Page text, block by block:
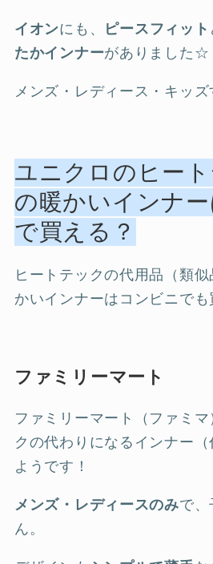
イオンにも、 ピースフィット
たかインナーがありました☆
メンズ・レディース・キッズ
ユニクロのヒー
の暖かいインナ
で買える？
ヒートテックの代用品（類
かいインナーはコンビニでも
ファミリーマート
ファミリーマート（ファミ
クの代わりになるインナー
ようです！
メンズ・レディースのみで
ん。